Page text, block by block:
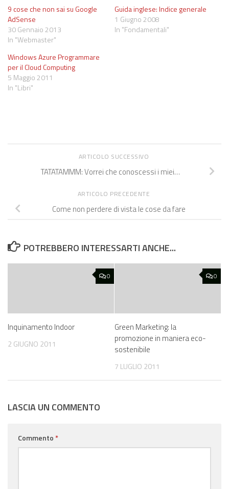
9 cose che non sai su Google
AdSense
30 Gennaio 2013
In "Webmaster"
Guida inglese: Indice generale
1 Giugno 2008
In "Fondamentali"
Windows Azure Programmare
per il Cloud Computing
5 Maggio 2011
In "Libri"
ARTICOLO SUCCESSIVO
TATATAMMM: Vorrei che conoscessi i miei…
ARTICOLO PRECEDENTE
Come non perdere di vista le cose da fare
POTREBBERO INTERESSARTI ANCHE...
0
Inquinamento Indoor
2 GIUGNO 2011
0
Green Marketing: la
promozione in maniera eco-
sostenibile
7 LUGLIO 2011
LASCIA UN COMMENTO
Commento *